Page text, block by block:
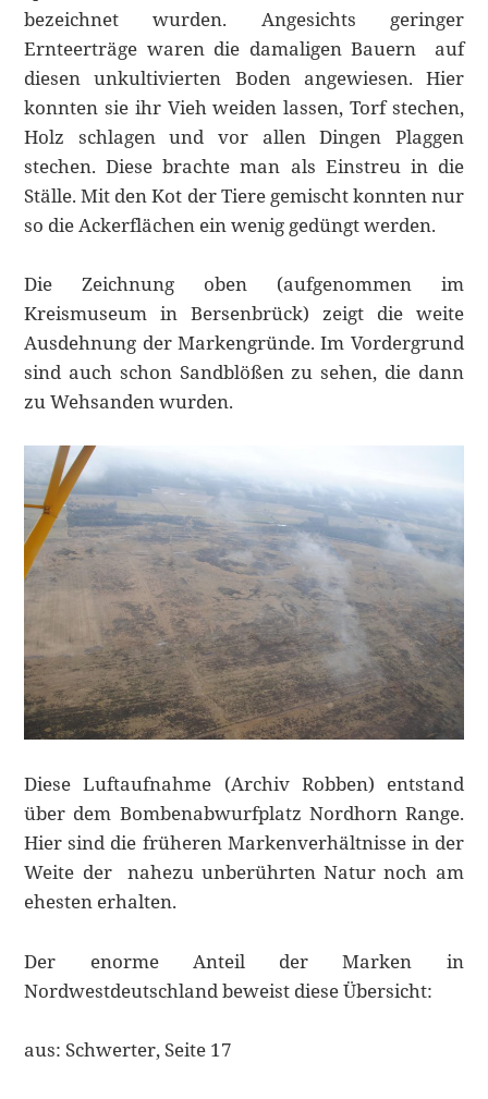
bezeichnet wurden. Angesichts geringer
Ernteerträge waren die damaligen Bauern auf
diesen unkultivierten Boden angewiesen. Hier
konnten sie ihr Vieh weiden lassen, Torf stechen,
Holz schlagen und vor allen Dingen Plaggen
stechen. Diese brachte man als Einstreu in die
Ställe. Mit den Kot der Tiere gemischt konnten nur
so die Ackerflächen ein wenig gedüngt werden.
Die Zeichnung oben (aufgenommen im
Kreismuseum in Bersenbrück) zeigt die weite
Ausdehnung der Markengründe. Im Vordergrund
sind auch schon Sandblößen zu sehen, die dann
zu Wehsanden wurden.
Diese Luftaufnahme (Archiv Robben) entstand
über dem Bombenabwurfplatz Nordhorn Range.
Hier sind die früheren Markenverhältnisse in der
Weite der nahezu unberührten Natur noch am
ehesten erhalten.
Der enorme Anteil der Marken in
Nordwestdeutschland beweist diese Übersicht:
aus: Schwerter, Seite 17